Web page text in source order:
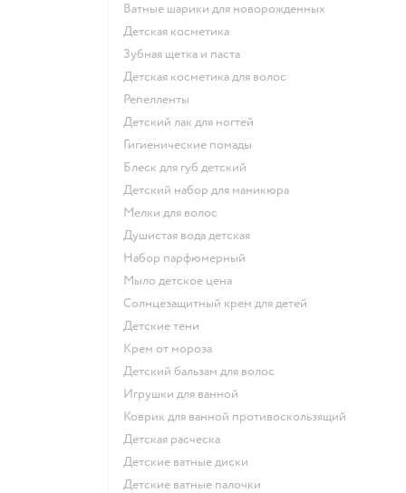
ватные шарики для новорожденных
детская косметика
зубная щетка и паста
детская косметика для волос
репелленты
детский лак для ногтей
гигиенические помады
блеск для губ детский
детский набор для маникюра
мелки для волос
душистая вода детская
набор парфюмерный
мыло детское цена
солнцезащитный крем для детей
детские тени
крем от мороза
детский бальзам для волос
игрушки для ванной
коврик для ванной противоскользящий
детская расческа
детские ватные диски
детские ватные палочки